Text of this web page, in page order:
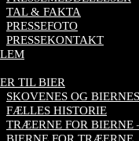
TAL & FAKTA
PRESSEFOTO
PRESSEKONTAKT
TIL BIER
SKOVENES OG BIERNES
FÆLLES HISTORIE
TRÆERNE FOR BIERNE